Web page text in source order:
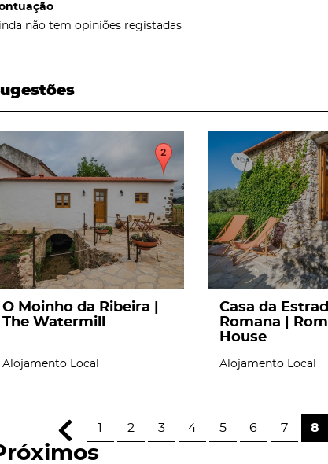
não tem opiniões registadas
O Moinho da Ribeira |
The Watermill
Alojamento Local
page
Casa da
Romana |
House
Alojamento Local
1 2 3 4 5 6 7 8